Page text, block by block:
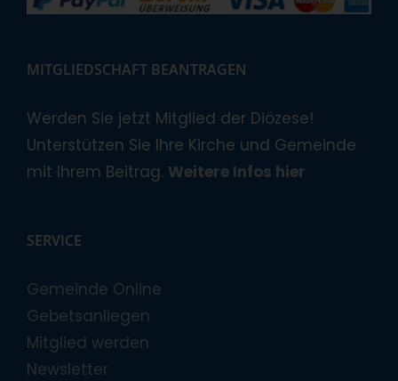
MITGLIEDSCHAFT BEANTRAGEN
Werden Sie jetzt Mitglied der Diözese!
Unterstützen Sie Ihre Kirche und Gemeinde
mit Ihrem Beitrag. Weitere Infos hier
SERVICE
Gemeinde Online
Gebetsanliegen
Mitglied werden
Newsletter